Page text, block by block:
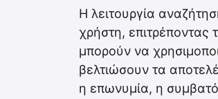
Η λειτουργία
χρήστη, επιτρέποντας
μπορούν να
βελτιώσουν τα
η επωνυμία, η